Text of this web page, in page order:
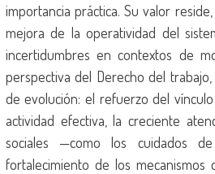
importancia práctica. Su valor
mejora de la operatividad del
incertidumbres en contextos de
perspectiva del Derecho del
de evolución: el refuerzo del
actividad efectiva, la creciente
sociales —como los cuidados
fortalecimiento de los mecanismos